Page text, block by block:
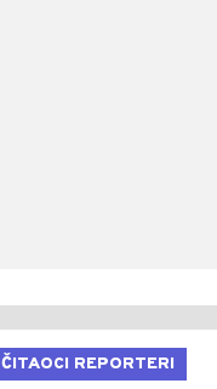
ČITAOCI REPORTERI